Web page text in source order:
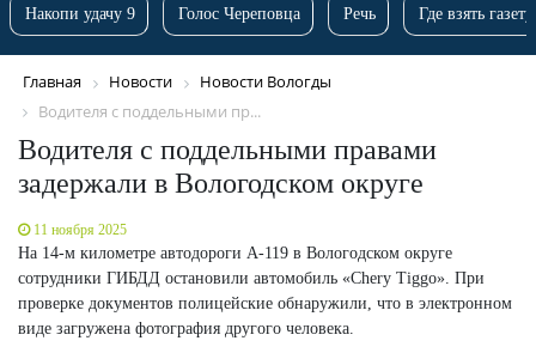
Накопи удачу 9 Голос Череповца Речь Где взять
Главная Новости
Новости Вологды
Водителя с поддельными пр...
Водителя с поддельными правами
задержали в Вологодском округе
11 ноября 2025
На 14-м километре автодороги А-119 в Вологодском округе
сотрудники ГИБДД остановили автомобиль «Chery Tiggo». При
проверке документов полицейские обнаружили, что в электронном
виде загружена фотография другого человека.